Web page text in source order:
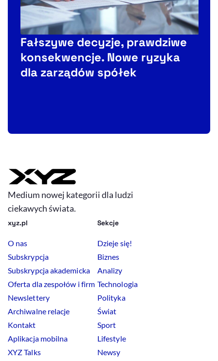
Fałszywe decyzje, prawdziwe
konsekwencje. Nowe ryzyka
dla zarządów spółek
Medium nowej kategorii dla ludzi
ciekawych świata.
xyz.pl
O nas
Subskrypcja
Subskrypcja akademicka
Oferta dla zespołów i firm
Newslettery
Archiwalne relacje
Kontakt
Aplikacja mobilna
XYZ Talks
Sekcje
Dzieje się!
Biznes
Analizy
Technologia
Polityka
Świat
Sport
Lifestyle
Newsy